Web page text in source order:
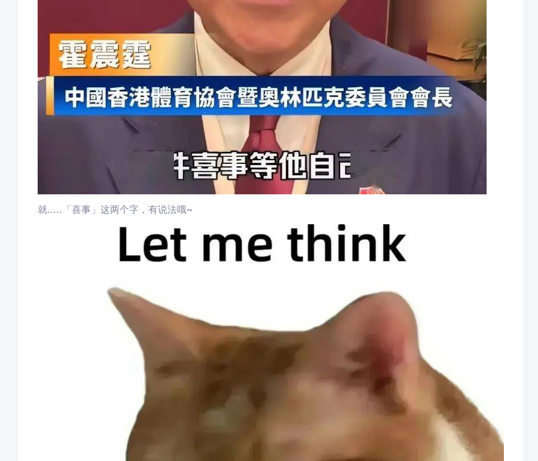
就.....「喜事」这两个字，有说法哦~